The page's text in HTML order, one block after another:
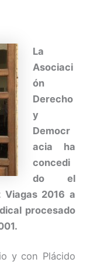
La
Asociaci
ón
Derecho
y
Democr
acia ha
concedi
do el
Viagas 2016 a
procesado
y con Plácido